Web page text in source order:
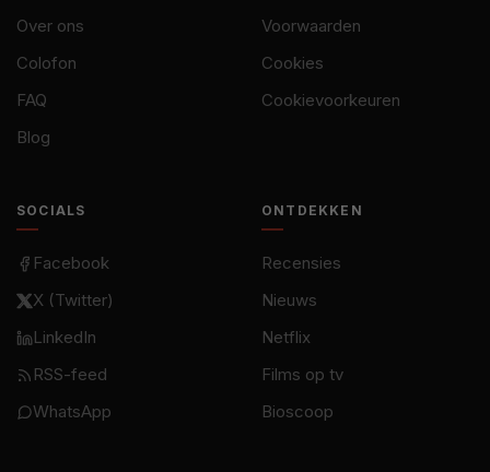
Over ons
Colofon
FAQ
Blog
Voorwaarden
Cookies
Cookievoorkeuren
SOCIALS
Facebook
X (Twitter)
LinkedIn
RSS-feed
WhatsApp
ONTDEKKEN
Recensies
Nieuws
Netflix
Films op tv
Bioscoop